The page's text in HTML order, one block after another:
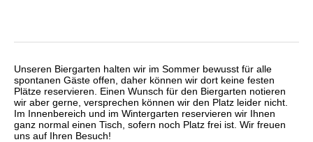
Unseren Biergarten halten wir im Sommer bewusst für alle
spontanen Gäste offen, daher können wir dort keine festen
Plätze reservieren. Einen Wunsch für den Biergarten notieren
wir aber gerne, versprechen können wir den Platz leider nicht.
Im Innenbereich und im Wintergarten reservieren wir Ihnen
ganz normal einen Tisch, sofern noch Platz frei ist. Wir freuen
uns auf Ihren Besuch!